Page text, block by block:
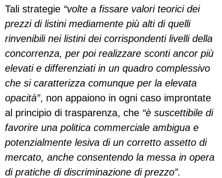
Tali strategie “volte a fissare valori teorici dei
prezzi di listini mediamente più alti di quelli
rinvenibili nei listini dei corrispondenti livelli della
concorrenza, per poi realizzare sconti ancor più
elevati e differenziati in un quadro complessivo
che si caratterizza comunque per la elevata
opacità”, non appaiono in ogni caso improntate
al principio di trasparenza, che “è suscettibile di
favorire una politica commerciale ambigua e
potenzialmente lesiva di un corretto assetto di
mercato, anche consentendo la messa in opera
di pratiche di discriminazione di prezzo”.